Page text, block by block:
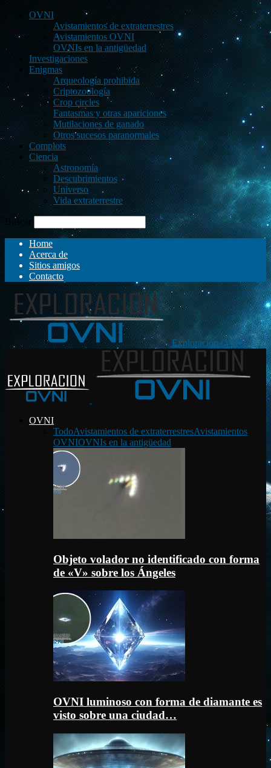
OVNI
Avistamientos de extraterrestres
Avistamientos OVNI
OVNIs en la antigüedad
Investigaciones
Enigmas
Arqueología prohibida
Criptozoología
Crop circles
Fantasmas y otras apariciones
Mutilaciones de ganado
Otros sucesos paranormales
Complots
Ciencia
Astronomía
Descubrimientos
Universo
Vida extraterrestre
Buscar
Home
Acerca de
Sitios amigos
Contacto
Exploración OVNI
OVNI
TodoAvistamientos de extraterrestresAvistamientos
OVNIOVNIs en la antigüedad
Objeto volador no identificado con forma
de «V» sobre los Ángeles
OVNI luminoso con forma de diamante es
visto sobre una ciudad…